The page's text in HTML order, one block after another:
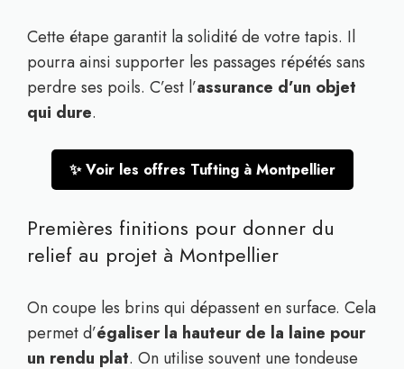
Cette étape garantit la solidité de votre tapis. Il
pourra ainsi supporter les passages répétés sans
perdre ses poils. C’est l’assurance d’un objet
qui dure.
✨ Voir les offres Tufting à Montpellier
Premières finitions pour donner du
relief au projet à Montpellier
On coupe les brins qui dépassent en surface. Cela
permet d’égaliser la hauteur de la laine pour
un rendu plat. On utilise souvent une tondeuse